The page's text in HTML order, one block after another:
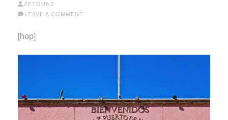
ZETOUNE
LEAVE A COMMENT
[hop]